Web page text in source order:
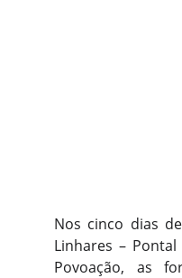
Nos cinco dias
Linhares –
Povoação, as